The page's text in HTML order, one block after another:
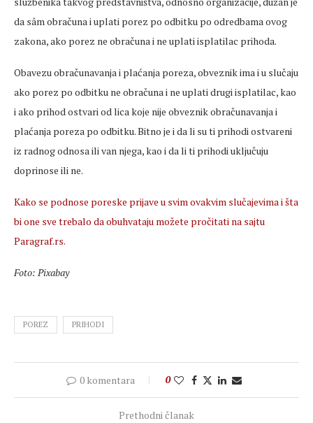
da sâm obračuna i uplati porez po odbitku po odredbama ovog
zakona, ako porez ne obračuna i ne uplati isplatilac prihoda.
Obavezu obračunavanja i plaćanja poreza, obveznik ima i u slučaju
ako porez po odbitku ne obračuna i ne uplati drugi isplatilac, kao
i ako prihod ostvari od lica koje nije obveznik obračunavanja i
plaćanja poreza po odbitku. Bitno je i da li su ti prihodi ostvareni
iz radnog odnosa ili van njega, kao i da li ti prihodi uključuju
doprinose ili ne.
Kako se podnose poreske prijave u svim ovakvim slučajevima i šta
bi one sve trebalo da obuhvataju možete pročitati na sajtu
Paragraf.rs.
Foto: Pixabay
POREZ PRIHODI
0 komentara 0
Prethodni članak